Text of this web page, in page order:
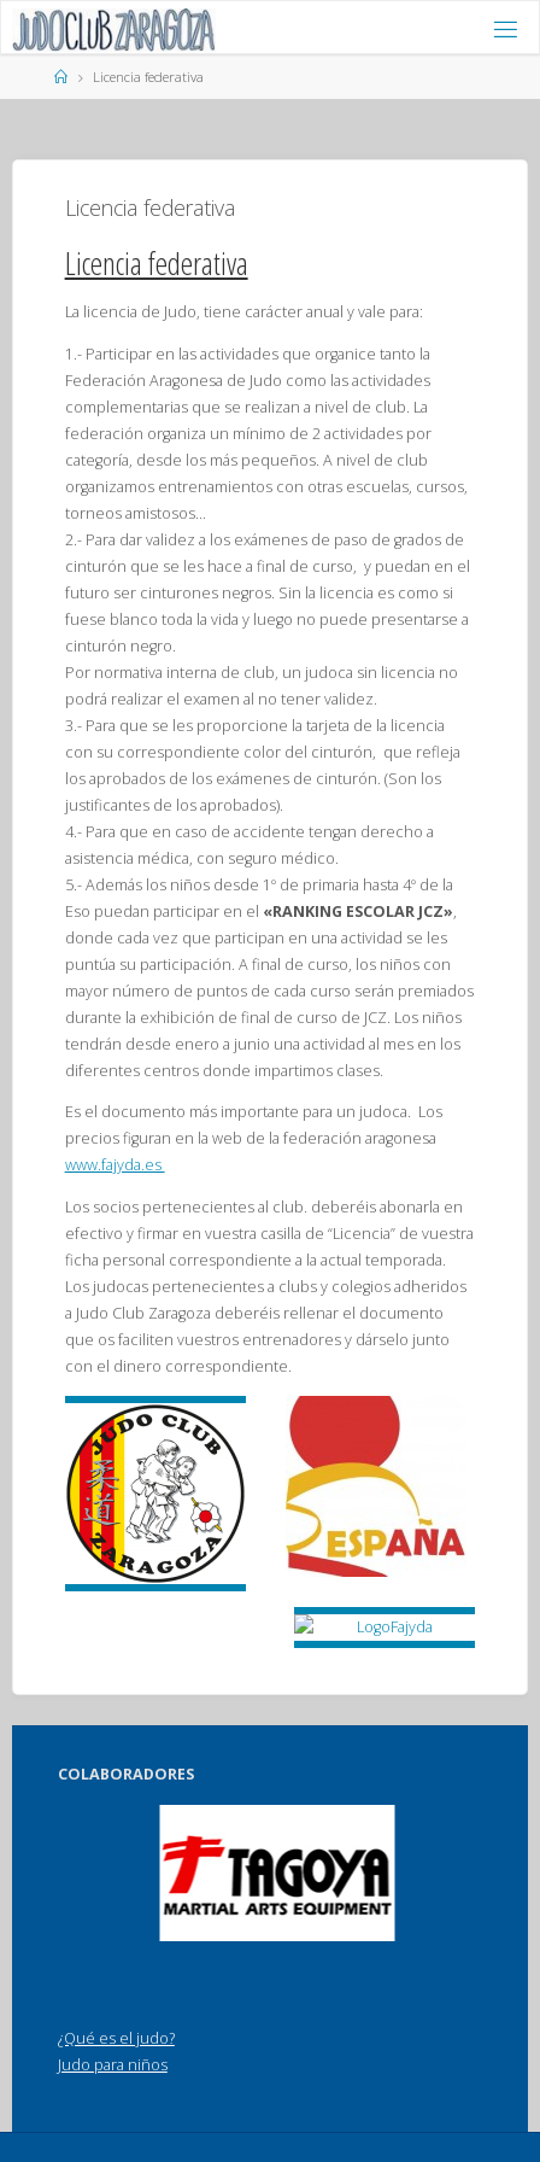
Saltar
contenidoPágina
de
Licencia federativa
Licencia federativa
Licencia federativa
La licencia de Judo, tiene carácter anual y vale para:
1.- Participar en las actividades que organice tanto la
Federación Aragonesa de Judo como las actividades
complementarias que se realizan a nivel de club. La
federación organiza un mínimo de 2 actividades por
categoría, desde los más pequeños. A nivel de club
organizamos entrenamientos con otras escuelas, cursos,
torneos amistosos…
2.- Para dar validez a los exámenes de paso de grados de
cinturón que se les hace a final de curso, y puedan en el
futuro ser cinturones negros. Sin la licencia es como si
fuese blanco toda la vida y luego no puede presentarse a
cinturón negro.
Por normativa interna de club, un judoca sin licencia no
podrá realizar el examen al no tener validez.
3.- Para que se les proporcione la tarjeta de la licencia
con su correspondiente color del cinturón, que refleja
los aprobados de los exámenes de cinturón. (Son los
justificantes de los aprobados).
4.- Para que en caso de accidente tengan derecho a
asistencia médica, con seguro médico.
5.- Además los niños desde 1º de primaria hasta 4º de la
Eso puedan participar en el «RANKING ESCOLAR JCZ»,
donde cada vez que participan en una actividad se les
puntúa su participación. A final de curso, los niños con
mayor número de puntos de cada curso serán premiados
durante la exhibición de final de curso de JCZ. Los niños
tendrán desde enero a junio una actividad al mes en los
diferentes centros donde impartimos clases.
Es el documento más importante para un judoca. Los
precios figuran en la web de la federación aragonesa
www.fajyda.es
Los socios pertenecientes al club. deberéis abonarla en
efectivo y firmar en vuestra casilla de “Licencia” de vuestra
ficha personal correspondiente a la actual temporada.
Los judocas pertenecientes a clubs y colegios adheridos
a Judo Club Zaragoza deberéis rellenar el documento
que os faciliten vuestros entrenadores y dárselo junto
con el dinero correspondiente.
COLABORADORES
¿Qué es el judo?
Judo para niños